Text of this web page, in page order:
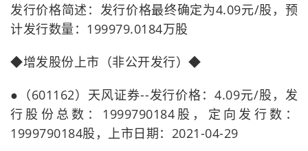
发行价格简述：发行价格最终确定为4.09元/股，预
计发行数量：199979.0184万股
◆增发股份上市（非公开发行）◆
●（601162）天风证券--发行价格：4.09元/股，发
行股份总数：1999790184股，定向发行数：
1999790184股，上市日期：2021-04-29